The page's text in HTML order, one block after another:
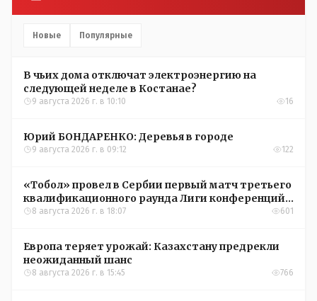
Новые Популярные
В чьих дома отключат электроэнергию на
следующей неделе в Костанае?
9 августа 2026 г. в 10:10 16
Юрий БОНДАРЕНКО: Деревья в городе
9 августа 2026 г. в 09:12 122
«Тобол» провел в Сербии первый матч третьего
квалификационного раунда Лиги конференций
УЕФА
8 августа 2026 г. в 18:07 601
Европа теряет урожай: Казахстану предрекли
неожиданный шанс
8 августа 2026 г. в 15:45 766